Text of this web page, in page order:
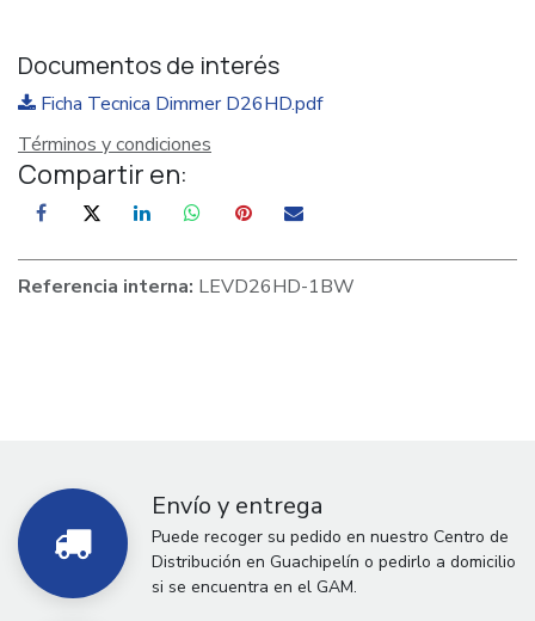
Documentos de interés
Ficha Tecnica Dimmer D26HD.pdf
Términos y condiciones
Compartir en:
Referencia interna: LEVD26HD-1BW
Envío y entrega
Puede recoger su pedido en nuestro Centro de
Distribución en Guachipelín o pedirlo a domicilio
si se encuentra en el GAM.